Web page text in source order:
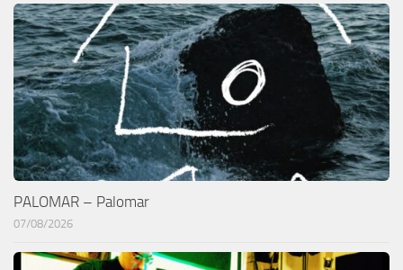
PALOMAR – Palomar
07/08/2026